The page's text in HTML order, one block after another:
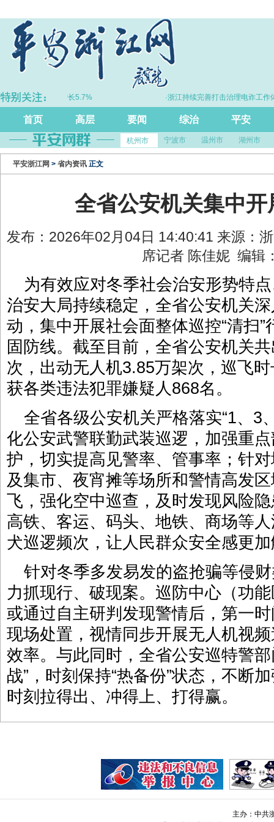
浙江GDP同比增长5.7% ·浙江持续完善打击治理电诈工作体系
首页 高层 要闻 综治 平安
杭州市 宁波市 温州市 湖州市
平安浙江网 > 省内资讯 正文
全省公安机关集中开
发布：2026年02月04日 14:40:41 来源：
席记者 陈佳妮 编
为有效应对冬季社会治安形势特
治安大局持续稳定，全省公安机关
动，集中开展社会面整体巡控“清扫
固防线。截至目前，全省公安机关
次，出动无人机3.85万架次，巡飞
获各类违法犯罪嫌疑人868名。
全省各级公安机关严格落实“1、3
化公安武警联勤武装巡逻，加强重
护，切实提高见警率、管事率；针
及集市、夜宵摊等场所和警情高发
飞，强化空中巡查，及时发现风险
高铁、客运、码头、地铁、商场等
犬巡逻频次，让人民群众安全感更
针对冬季多发易发的盗抢骗等侵
力抓现行、破现案。巡防中心（功
或通过自主研判发现警情后，第一
现场处置，视情同步开展无人机视
效率。与此同时，全省公安巡特警
战”，时刻保持“热备份”状态，不断
时刻拉得出、冲得上、打得赢。
主办：中共